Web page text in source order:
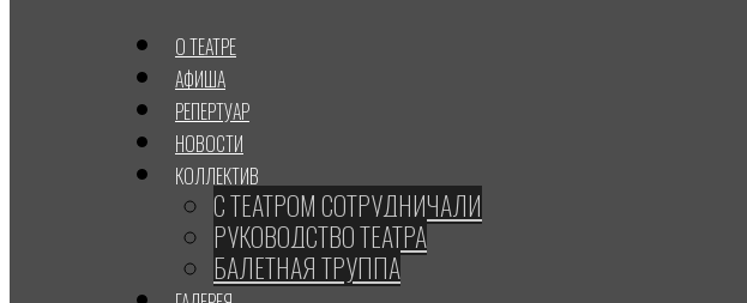
О ТЕАТРЕ
АФИША
РЕПЕРТУАР
НОВОСТИ
КОЛЛЕКТИВ
С ТЕАТРОМ СОТРУДНИЧАЛИ
РУКОВОДСТВО ТЕАТРА
БАЛЕТНАЯ ТРУППА